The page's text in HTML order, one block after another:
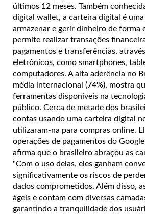
últimos 12 meses. Também
digital wallet, a carteira digital é
armazenar e gerir dinheiro de forma
permite realizar transações
pagamentos e transferências,
eletrônicos, como smartphones,
computadores. A alta aderência no
média internacional (74%), mostra
ferramentas disponíveis na
público. Cerca de metade dos
contas usando uma carteira digital
utilizaram-na para compras online.
operações de pagamentos do
afirma que o brasileiro abraçou as
"Com o uso delas, eles ganham
significativamente os riscos de
dados comprometidos. Além disso,
ágeis e contam com diversas
garantindo a tranquilidade dos